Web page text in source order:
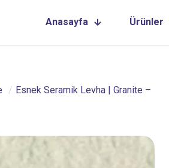
Anasayfa Ürünler
/ Esnek Seramik Levha | Granite –